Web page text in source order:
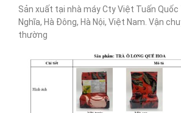
Sản xuất tại nhà máy Cty Việt Tuấn Quốc
Nghĩa, Hà Đông, Hà Nội, Việt Nam. Vận
thường